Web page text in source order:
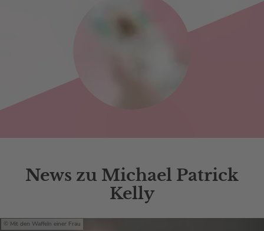
News zu Michael Patrick
Kelly
Mit den Waffeln einer Frau